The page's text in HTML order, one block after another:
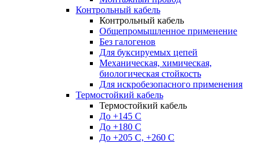
Контрольный кабель
Контрольный кабель
Общепромышленное применение
Без галогенов
Для буксируемых цепей
Механическая, химическая,
биологическая стойкость
Для искробезопасного применения
Термостойкий кабель
Термостойкий кабель
До +145 С
До +180 C
До +205 С, +260 С